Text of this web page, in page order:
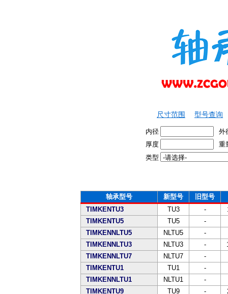
尺寸范围 型号查询
内径
外
厚度
重
类型
轴承型号 新型号
旧型号
TIMKENTU3
TU3 -
TIMKENTU5
TU5
-
TIMKENNLTU5
NLTU5
-
TIMKENNLTU3
NLTU3 -
TIMKENNLTU7
NLTU7
-
TIMKENTU1
TU1
-
TIMKENNLTU1
NLTU1
-
TIMKENTU9
TU9 -